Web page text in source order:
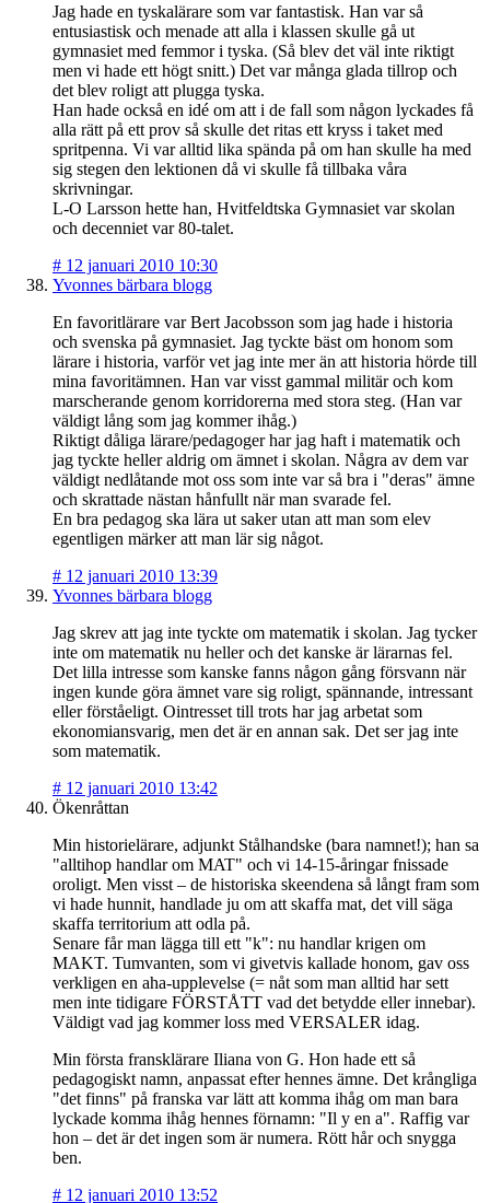
Jag hade en tyskalärare som var fantastisk. Han var så
entusiastisk och menade att alla i klassen skulle gå ut
gymnasiet med femmor i tyska. (Så blev det väl inte riktigt
men vi hade ett högt snitt.) Det var många glada tillrop och
det blev roligt att plugga tyska.
Han hade också en idé om att i de fall som någon lyckades få
alla rätt på ett prov så skulle det ritas ett kryss i taket med
spritpenna. Vi var alltid lika spända på om han skulle ha med
sig stegen den lektionen då vi skulle få tillbaka våra
skrivningar.
L-O Larsson hette han, Hvitfeldtska Gymnasiet var skolan
och decenniet var 80-talet.
# 12 januari 2010 10:30
Yvonnes bärbara blogg
En favoritlärare var Bert Jacobsson som jag hade i historia
och svenska på gymnasiet. Jag tyckte bäst om honom som
lärare i historia, varför vet jag inte mer än att historia hörde till
mina favoritämnen. Han var visst gammal militär och kom
marscherande genom korridorerna med stora steg. (Han var
väldigt lång som jag kommer ihåg.)
Riktigt dåliga lärare/pedagoger har jag haft i matematik och
jag tyckte heller aldrig om ämnet i skolan. Några av dem var
väldigt nedlåtande mot oss som inte var så bra i "deras" ämne
och skrattade nästan hånfullt när man svarade fel.
En bra pedagog ska lära ut saker utan att man som elev
egentligen märker att man lär sig något.
# 12 januari 2010 13:39
Yvonnes bärbara blogg
Jag skrev att jag inte tyckte om matematik i skolan. Jag tycker
inte om matematik nu heller och det kanske är lärarnas fel.
Det lilla intresse som kanske fanns någon gång försvann när
ingen kunde göra ämnet vare sig roligt, spännande, intressant
eller förståeligt. Ointresset till trots har jag arbetat som
ekonomiansvarig, men det är en annan sak. Det ser jag inte
som matematik.
# 12 januari 2010 13:42
Ökenråttan
Min historielärare, adjunkt Stålhandske (bara namnet!); han sa
"alltihop handlar om MAT" och vi 14-15-åringar fnissade
oroligt. Men visst – de historiska skeendena så långt fram som
vi hade hunnit, handlade ju om att skaffa mat, det vill säga
skaffa territorium att odla på.
Senare får man lägga till ett "k": nu handlar krigen om
MAKT. Tumvanten, som vi givetvis kallade honom, gav oss
verkligen en aha-upplevelse (= nåt som man alltid har sett
men inte tidigare FÖRSTÅTT vad det betydde eller innebar).
Väldigt vad jag kommer loss med VERSALER idag.
Min första fransklärare Iliana von G. Hon hade ett så
pedagogiskt namn, anpassat efter hennes ämne. Det krångliga
"det finns" på franska var lätt att komma ihåg om man bara
lyckade komma ihåg hennes förnamn: "Il y en a". Raffig var
hon – det är det ingen som är numera. Rött hår och snygga
ben.
# 12 januari 2010 13:52